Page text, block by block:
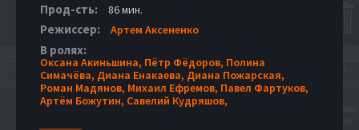
Прод-сть: 86 мин.
Режиссер: Артем Аксененко
В ролях:
Оксана Акиньшина, Пётр Фёдоров, Полина
Симачёва, Диана Енакаева, Диана Пожарская,
Роман Мадянов, Михаил Ефремов, Павел Фартуков,
Артём Божутин, Савелий Кудряшов,